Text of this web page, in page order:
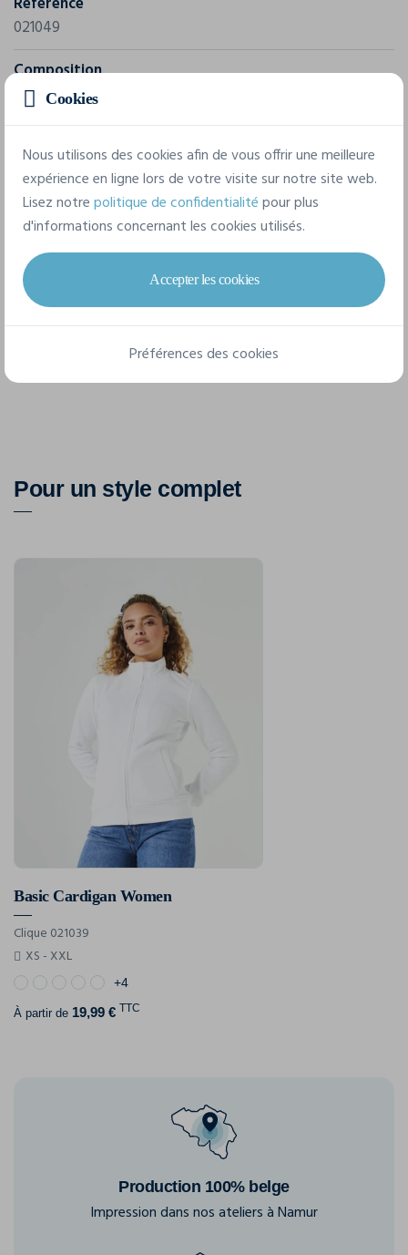
021049
Composition
80% coton, 20% polyester, anthracite melange [955]
60% coton, 40% polyester. Grey melange [95] 85%
cotton 15% viscose)
6 tailles disponibles
M L XL
Pour un style complet
Basic Cardigan Women
Clique 021039
XS - XXL
+4
À partir de 19,99 € TTC
Production 100% belge
Impression dans nos ateliers à Namur
Cookies
Nous utilisons des cookies afin de vous offrir une meilleure
expérience en ligne lors de votre visite sur notre site web.
Lisez notrepolitique de confidentialitépour plus
d'informations concernant les cookies utilisés.
Accepter les cookies
Préférences des cookies